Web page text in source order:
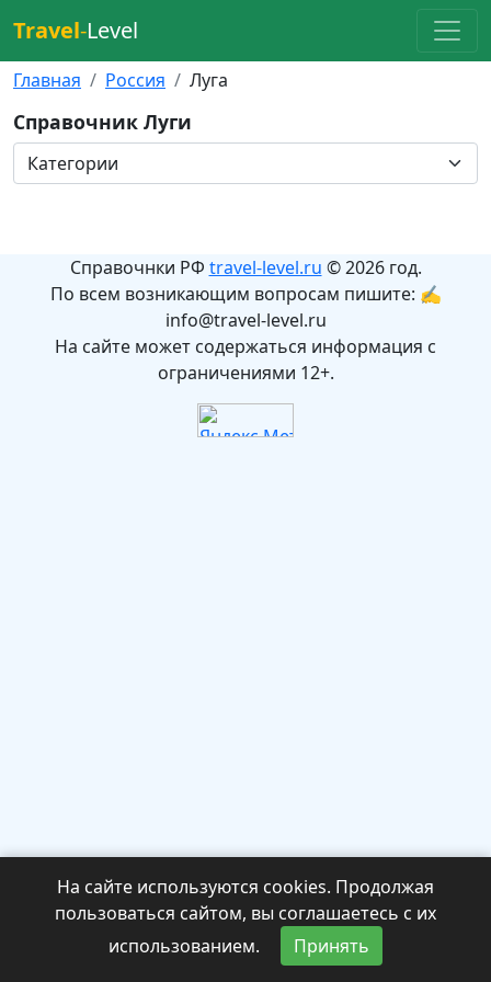
Travel-Level
Главная Россия Луга
Справочник Луги
Справочнки РФ travel-level.ru © 2026 год.
По всем возникающим вопросам пишите: ✍
info@travel-level.ru
На сайте может содержаться информация с
ограничениями 12+.
На сайте используются cookies. Продолжая
пользоваться сайтом, вы соглашаетесь с их
использованием.
Принять